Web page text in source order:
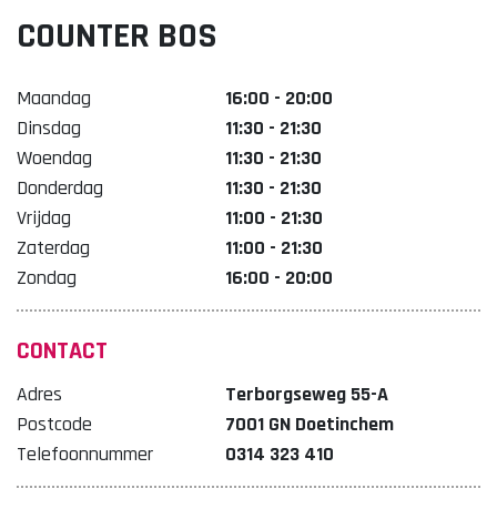
Organisatie Binnenstadbedrijf Doetinchem
COUNTER BOS
Maandag
16:00 - 20:00
Dinsdag
11:30 - 21:30
Woendag
11:30 - 21:30
Donderdag
11:30 - 21:30
Vrijdag
11:00 - 21:30
Zaterdag
11:00 - 21:30
Zondag
16:00 - 20:00
CONTACT
Adres
Terborgseweg 55-A
Postcode
7001 GN Doetinchem
Telefoonnummer
0314 323 410